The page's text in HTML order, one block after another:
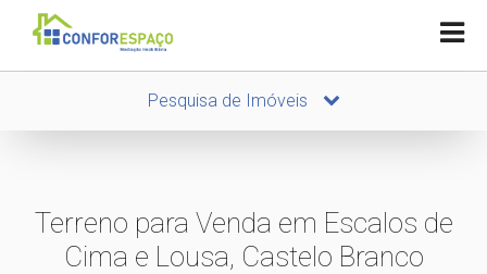
Pesquisa de Imóveis
Terreno para Venda em Escalos de
Cima e Lousa, Castelo Branco